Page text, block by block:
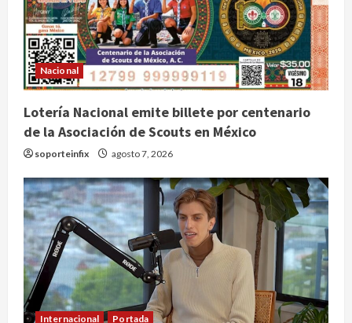
Nacional
Lotería Nacional emite billete por centenario
de la Asociación de Scouts en México
soporteinfix agosto 7, 2026
Internacional Portada